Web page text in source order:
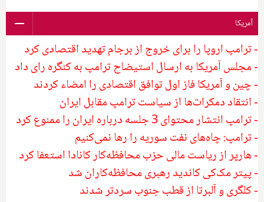
آمریکا
- ترامپ اروپا را برای خروج از برجام تهدید اقتصادی کرد
- مجلس آمریکا به ارسال استیضاح ترامپ به کنگره رای داد
- چین و آمریکا فاز اول توافق اقتصادی را امضاء کردند
- انتقاد دمکرات‌ها از سیاست ترامپ مقابل ایران
- ترامپ انتشار محتوای 3 جلسه درباره ایران را ممنوع کرد
- ترامپ: چاه‌های نفت سوریه را رها نمی‌کنیم
- هارپر از ریاست مالی حزب محافظه‌کار کانادا استعفا کرد
- پیتر مک‌کی کاندید رهبری محافظه‌کاران شد
- کلگری و آلبرتا از قطب جنوب سردتر شدند